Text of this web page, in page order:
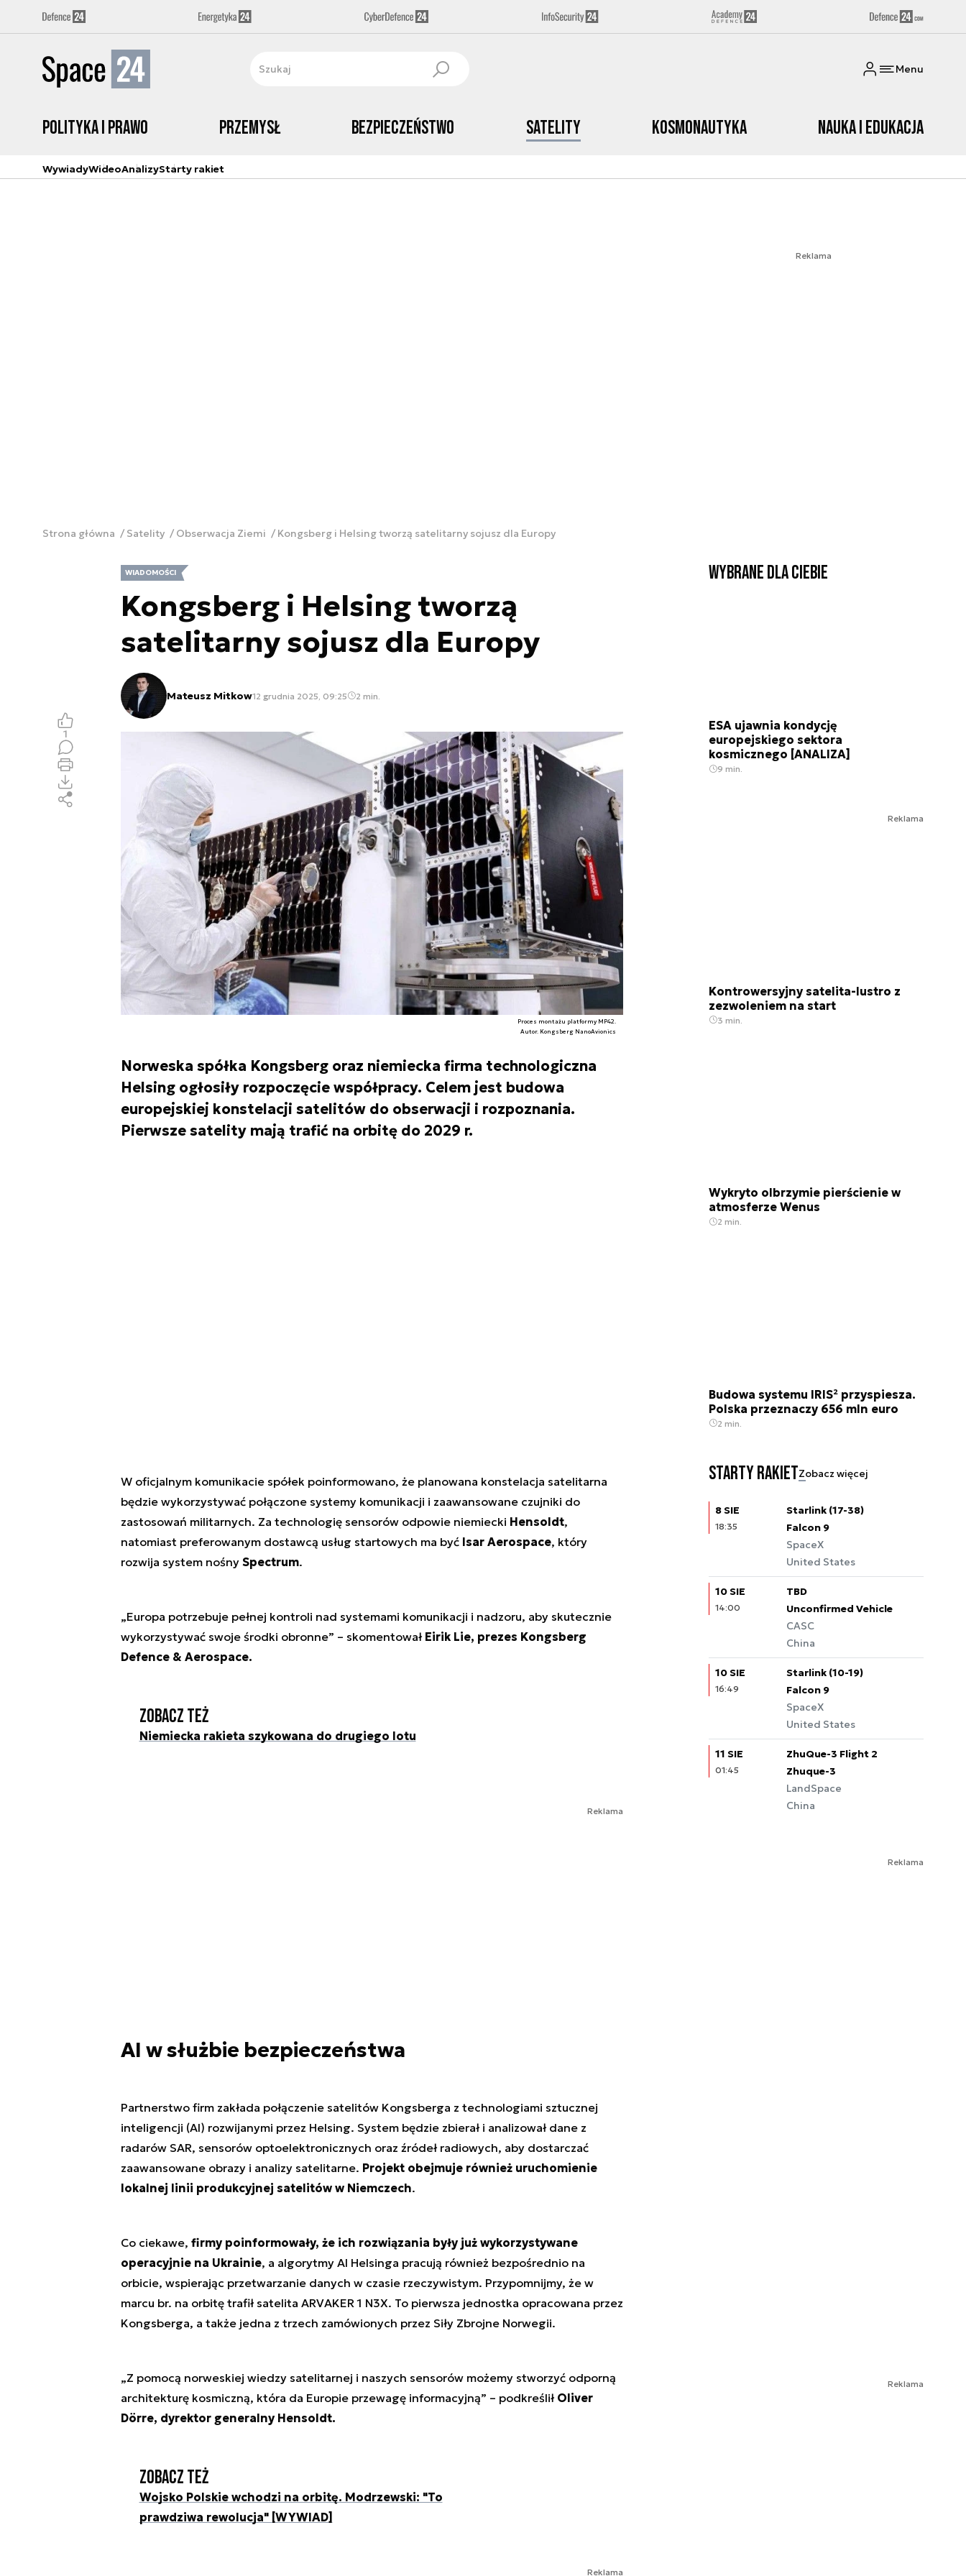
Menu
Polityka i prawo Przemysł Bezpieczeństwo Satelity Kosmonautyka Nauka i edukacja
WywiadyWideoAnalizyStarty rakiet
Reklama
Strona główna Satelity Obserwacja Ziemi Kongsberg i Helsing tworzą satelitarny sojusz dla Europy
WIADOMOŚCI
Kongsberg i Helsing tworzą
satelitarny sojusz dla Europy
Mateusz Mitkow12 grudnia 2025, 09:25 2 min.
Proces montażu platformy MP42.
Autor. Kongsberg NanoAvionics
Norweska spółka Kongsberg oraz niemiecka firma technologiczna
Helsing ogłosiły rozpoczęcie współpracy. Celem jest budowa
europejskiej konstelacji satelitów do obserwacji i rozpoznania.
Pierwsze satelity mają trafić na orbitę do 2029 r.
1
W oficjalnym komunikacie spółek poinformowano, że planowana konstelacja satelitarna
będzie wykorzystywać połączone systemy komunikacji i zaawansowane czujniki do
zastosowań militarnych. Za technologię sensorów odpowie niemiecki Hensoldt,
natomiast preferowanym dostawcą usług startowych ma być Isar Aerospace, który
rozwija system nośny Spectrum.
„Europa potrzebuje pełnej kontroli nad systemami komunikacji i nadzoru, aby skutecznie
wykorzystywać swoje środki obronne” – skomentował Eirik Lie, prezes Kongsberg
Defence & Aerospace.
Zobacz też
Niemiecka rakieta szykowana do drugiego lotu
Reklama
AI w służbie bezpieczeństwa
Partnerstwo firm zakłada połączenie satelitów Kongsberga z technologiami sztucznej
inteligencji (AI) rozwijanymi przez Helsing. System będzie zbierał i analizował dane z
radarów SAR, sensorów optoelektronicznych oraz źródeł radiowych, aby dostarczać
zaawansowane obrazy i analizy satelitarne. Projekt obejmuje również uruchomienie
lokalnej linii produkcyjnej satelitów w Niemczech.
Co ciekawe, firmy poinformowały, że ich rozwiązania były już wykorzystywane
operacyjnie na Ukrainie, a algorytmy AI Helsinga pracują również bezpośrednio na
orbicie, wspierając przetwarzanie danych w czasie rzeczywistym. Przypomnijmy, że w
marcu br. na orbitę trafił satelita ARVAKER 1 N3X. To pierwsza jednostka opracowana przez
Kongsberga, a także jedna z trzech zamówionych przez Siły Zbrojne Norwegii.
„Z pomocą norweskiej wiedzy satelitarnej i naszych sensorów możemy stworzyć odporną
architekturę kosmiczną, która da Europie przewagę informacyjną” – podkreślił Oliver
Dörre, dyrektor generalny Hensoldt.
Zobacz też
Wojsko Polskie wchodzi na orbitę. Modrzewski: "To
prawdziwa rewolucja" [WYWIAD]
Reklama
Wybrane dla Ciebie
ESA ujawnia kondycję
europejskiego sektora
kosmicznego [ANALIZA]
9 min.
Reklama
Kontrowersyjny satelita-lustro z
zezwoleniem na start
3 min.
Wykryto olbrzymie pierścienie w
atmosferze Wenus
2 min.
Budowa systemu IRIS² przyspiesza.
Polska przeznaczy 656 mln euro
2 min.
Starty rakietZobacz więcej
8 SIE
18:35
Starlink (17-38)
Falcon 9
SpaceX
United States
10 SIE
14:00
TBD
Unconfirmed Vehicle
CASC
China
10 SIE
16:49
Starlink (10-19)
Falcon 9
SpaceX
United States
11 SIE
01:45
ZhuQue-3 Flight 2
Zhuque-3
LandSpace
China
Reklama
Reklama